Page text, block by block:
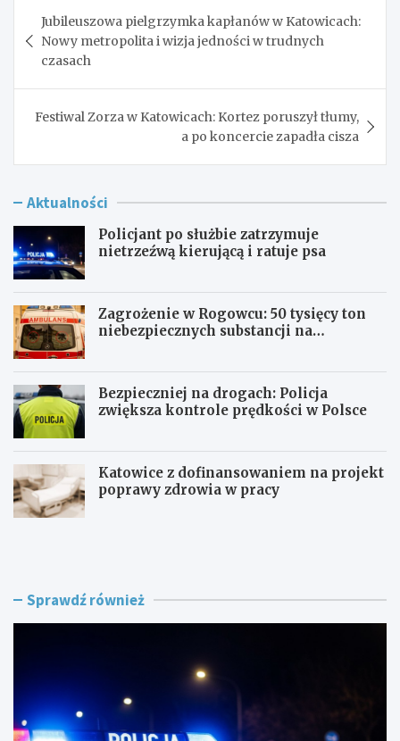
wpisu
Jubileuszowa pielgrzymka kapłanów w Katowicach:
Nowy metropolita i wizja jedności w trudnych
czasach
Festiwal Zorza w Katowicach: Kortez poruszył tłumy,
a po koncercie zapadła cisza
Aktualności
Policjant po służbie zatrzymuje
nietrzeźwą kierującą i ratuje psa
Zagrożenie w Rogowcu: 50 tysięcy ton
niebezpiecznych substancji na
Bezpieczniej na drogach: Policja
zwiększa kontrole prędkości w Polsce
Katowice z dofinansowaniem na projekt
poprawy zdrowia w pracy
P
j
o
s
ł
u
Z
ż
w
R
o
g
Sprawdź również